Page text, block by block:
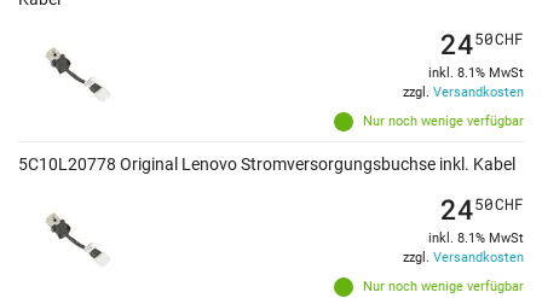
Nur noch wenige verfügbar
2450CHF
inkl. 8.1% MwSt
zzgl. Versandkosten
5C10L20778 Original Lenovo Stromversorgungsbuchse inkl. Kabel
Nur noch wenige verfügbar
2450CHF
inkl. 8.1% MwSt
zzgl. Versandkosten